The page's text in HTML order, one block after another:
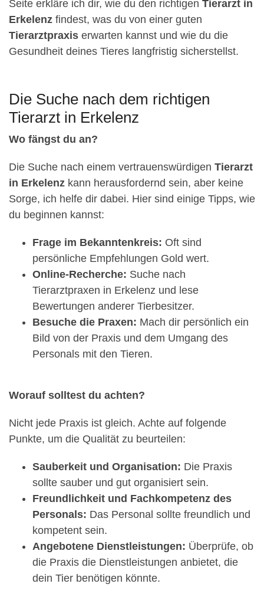
Seite erkläre ich dir, wie du den richtigen Tierarzt in
Erkelenz findest, was du von einer guten
Tierarztpraxis erwarten kannst und wie du die
Gesundheit deines Tieres langfristig sicherstellst.
Die Suche nach dem richtigen
Tierarzt in Erkelenz
Wo fängst du an?
Die Suche nach einem vertrauenswürdigen Tierarzt
in Erkelenz kann herausfordernd sein, aber keine
Sorge, ich helfe dir dabei. Hier sind einige Tipps, wie
du beginnen kannst:
Frage im Bekanntenkreis: Oft sind
persönliche Empfehlungen Gold wert.
Online-Recherche: Suche nach
Tierarztpraxen in Erkelenz und lese
Bewertungen anderer Tierbesitzer.
Besuche die Praxen: Mach dir persönlich ein
Bild von der Praxis und dem Umgang des
Personals mit den Tieren.
Worauf solltest du achten?
Nicht jede Praxis ist gleich. Achte auf folgende
Punkte, um die Qualität zu beurteilen:
Sauberkeit und Organisation: Die Praxis
sollte sauber und gut organisiert sein.
Freundlichkeit und Fachkompetenz des
Personals: Das Personal sollte freundlich und
kompetent sein.
Angebotene Dienstleistungen: Überprüfe, ob
die Praxis die Dienstleistungen anbietet, die
dein Tier benötigen könnte.